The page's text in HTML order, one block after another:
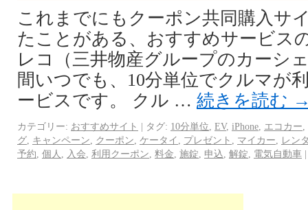
これまでにもクーポン共同購入サ
たことがある、おすすめサービス
レコ（三井物産グループのカーシ
間いつでも、10分単位でクルマが
ービスです。 クル … 続きを読む
カテゴリー: おすすめサイト | タグ: 10分単位 EV, iPhone エコカー
グ キャンペーン クーポン ケータイ プレゼント マイカー
レン
予約 個人 入会 利用クーポン 料金 施錠 申込 解錠 電気自動車 |